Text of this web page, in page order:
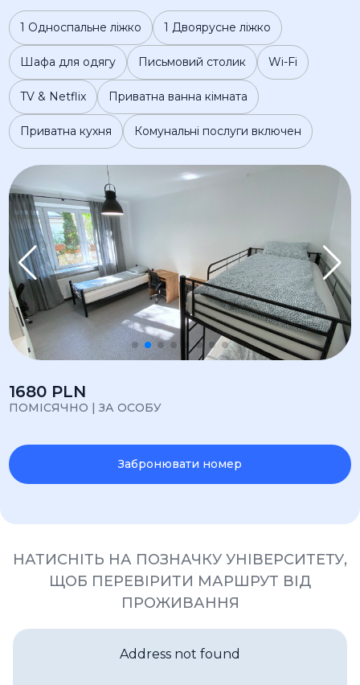
1 Односпальне ліжко 1 Двоярусне ліжко
Шафа для одягу Письмовий столик Wi-Fi
TV & Netflix Приватна ванна кімната
Приватна кухня Комунальні послуги включен
1680 PLN
ПОМІСЯЧНО | ЗА ОСОБУ
Забронювати номер
НАТИСНІТЬ НА ПОЗНАЧКУ УНІВЕРСИТЕТУ,
ЩОБ ПЕРЕВІРИТИ МАРШРУТ ВІД
ПРОЖИВАННЯ
Address not found